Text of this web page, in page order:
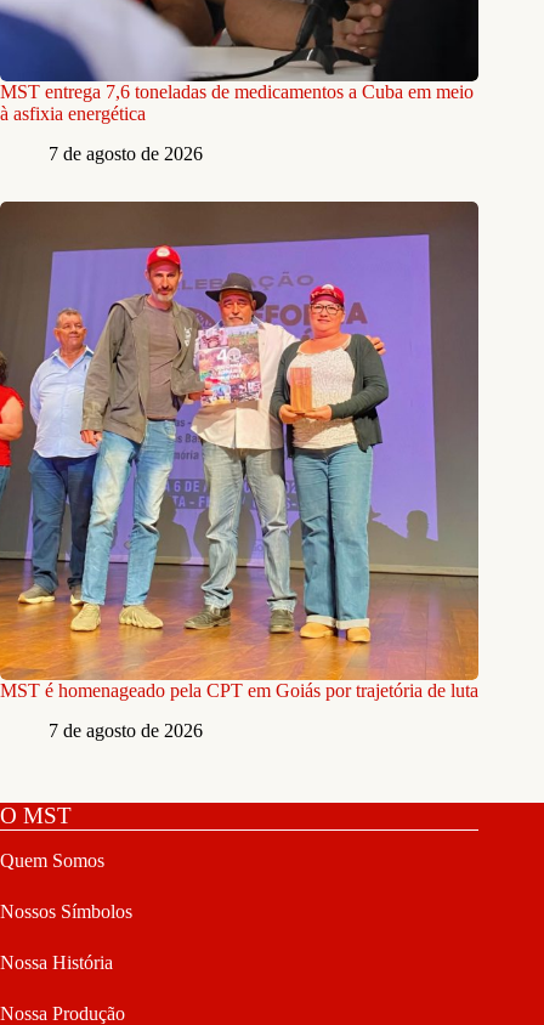
MST entrega 7,6 toneladas de medicamentos a Cuba em meio
à asfixia energética
7 de agosto de 2026
MST é homenageado pela CPT em Goiás por trajetória de luta
7 de agosto de 2026
O MST
Quem Somos
Nossos Símbolos
Nossa História
Nossa Produção